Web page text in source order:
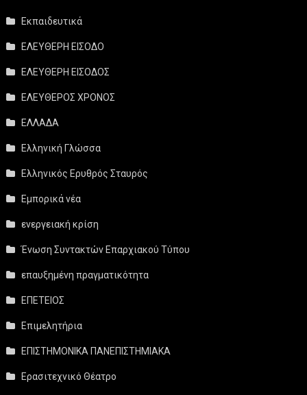
Εκπαιδευτικά
ΕΛΕΥΘΕΡΗ ΕΙΣΟΔΟ
ΕΛΕΥΘΕΡΗ ΕΙΣΟΔΟΣ
ΕΛΕΥΘΕΡΟΣ ΧΡΟΝΟΣ
ΕΛΛΑΔΑ
Ελληνική Γλώσσα
Ελληνικός Ερυθρός Σταυρός
Εμπορικά νέα
ενεργειακή κρίση
Ένωση Συντακτών Επαρχιακού Τύπου
επαυξημένη πραγματικότητα
ΕΠΕΤΕΙΟΣ
Επιμελητήρια
ΕΠΙΣΤΗΜΟΝΙΚΑ ΠΑΝΕΠΙΣΤΗΜΙΑΚΑ
Ερασιτεχνικό Θέατρο